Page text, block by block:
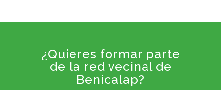
¿Quieres formar parte
de la red vecinal de
Benicalap?